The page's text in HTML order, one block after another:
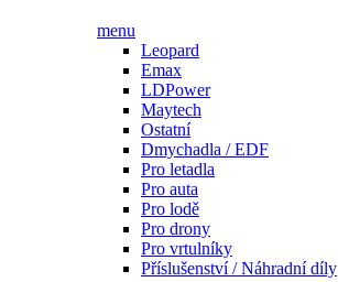
menu
Leopard
Emax
LDPower
Maytech
Ostatní
Dmychadla / EDF
Pro letadla
Pro auta
Pro lodě
Pro drony
Pro vrtulníky
Příslušenství / Náhradní díly